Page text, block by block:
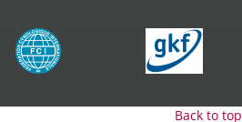
Back to top